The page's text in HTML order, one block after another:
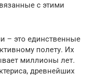
с этими
– это единственные
полету. Их
миллионы лет.
древнейших